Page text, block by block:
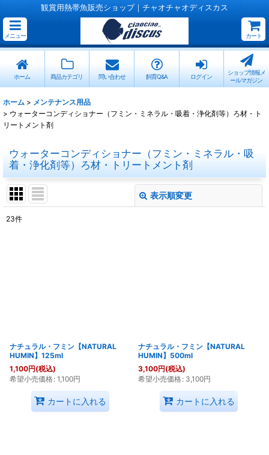
観賞用熱帯魚販売ショップ｜チャオチャオディスカス
メニュー カート
ホーム 商品カテゴリ 問い合わせ 飼育Q&A ログイン
ショップ情報メ
ールマガジン
ホーム > メンテナンス用品
> ウォーターコンディショナー（フミン・ミネラル・吸着・浄化剤等）ろ材・ト
リートメント剤
ウォーターコンディショナー（フミン・ミネラル・吸
着・浄化剤等）ろ材・トリートメント剤
表示順変更
23件
ナチュラル・フミン【NATURAL
HUMIN】125ml
1,100円(税込)
希望小売価格: 1,100円
カートに入れる
ナチュラル・フミン【NATURAL
HUMIN】500ml
3,100円(税込)
希望小売価格: 3,100円
カートに入れる